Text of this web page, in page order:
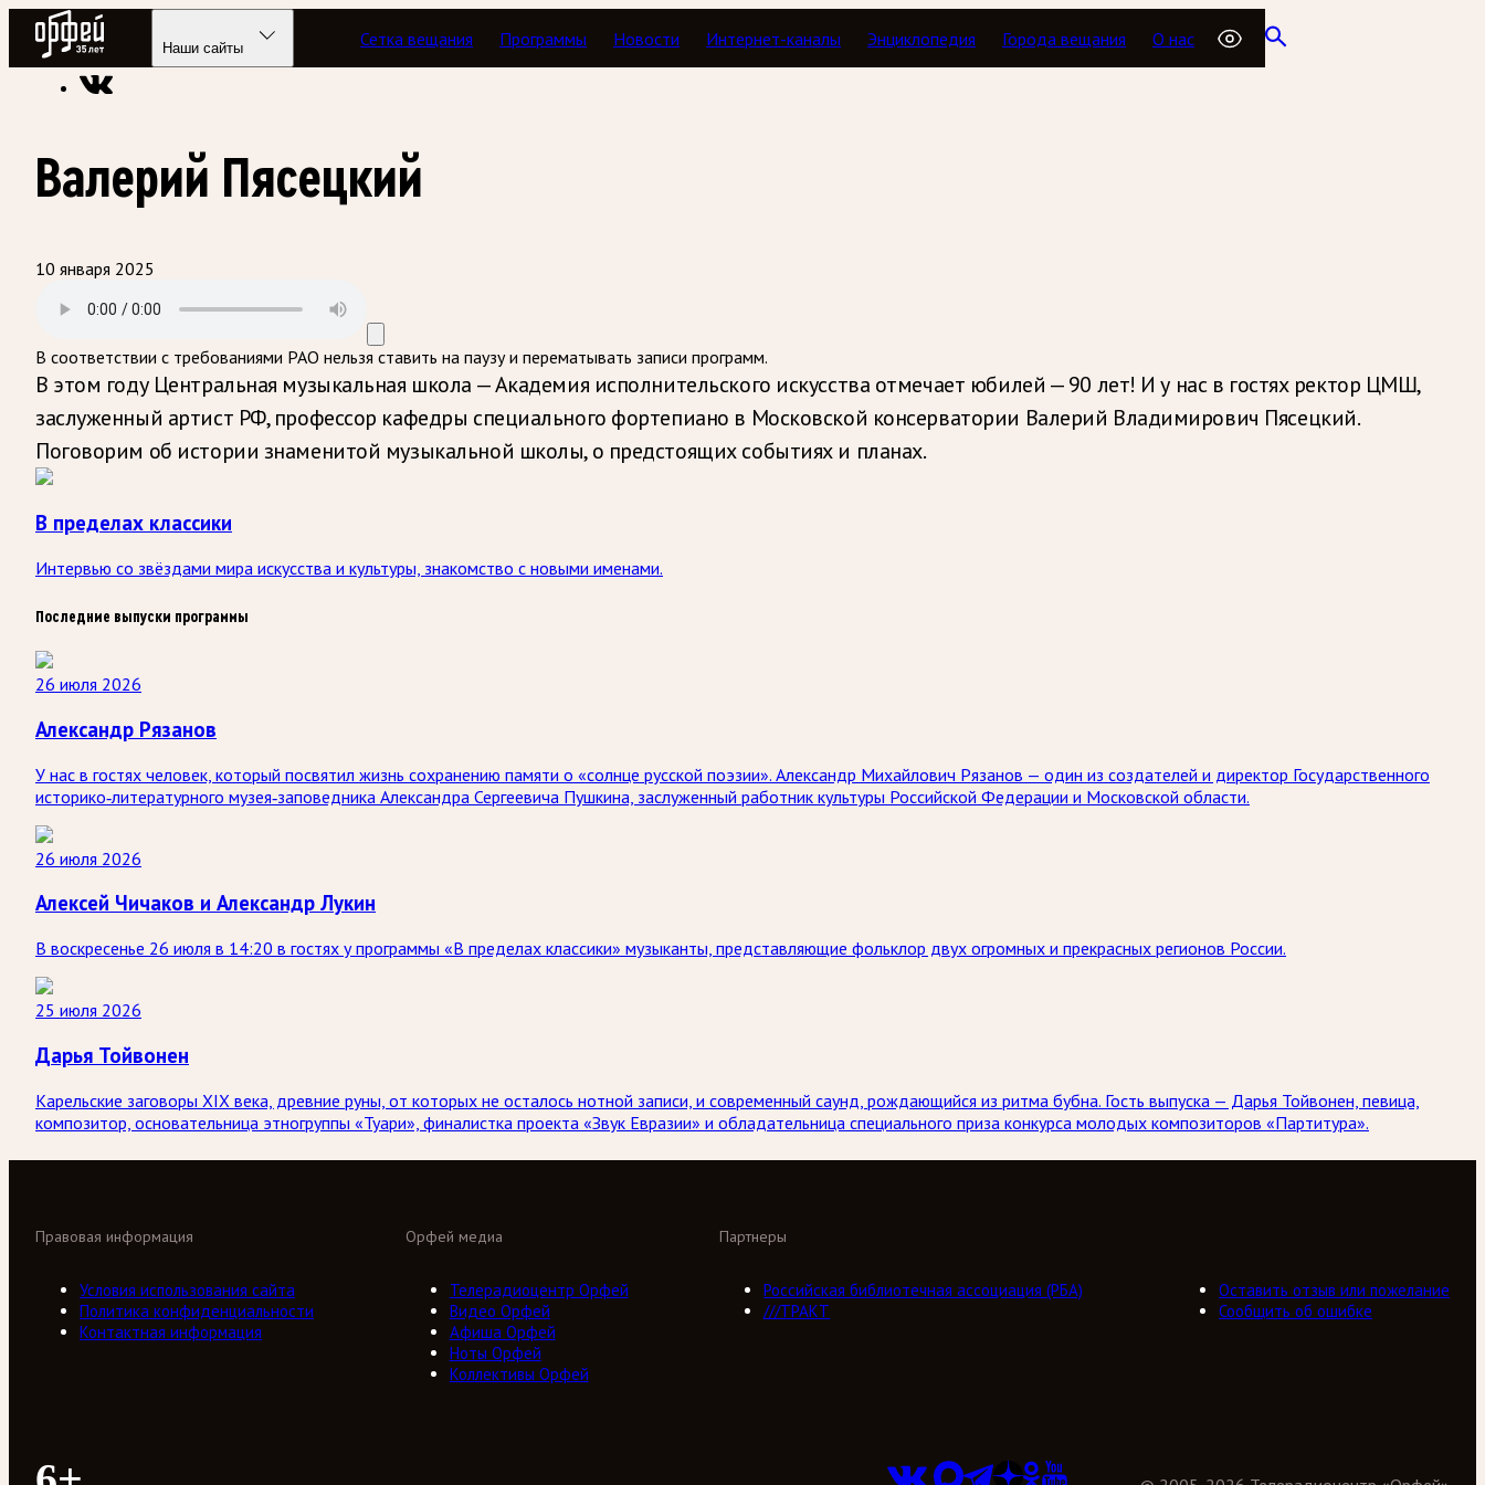
Радио Орфей
Наши сайты Сетка вещания Программы Новости Интернет-каналы Энциклопедия Города вещания О нас
Радио классической музыки «Орфей» Программы в эфире В пределах классики
Валерий Пясецкий
10 января 2025
В соответствии с требованиями РАО нельзя ставить на паузу и перематывать записи программ.
В этом году Центральная музыкальная школа — Академия исполнительского искусства отмечает юбилей — 90 лет! И у нас в гостях ректор ЦМШ,
заслуженный артист РФ, профессор кафедры специального фортепиано в Московской консерватории Валерий Владимирович Пясецкий.
Поговорим об истории знаменитой музыкальной школы, о предстоящих событиях и планах.
В пределах классики
Интервью со звёздами мира искусства и культуры, знакомство с новыми именами.
Последние выпуски программы
26 июля 2026
Александр Рязанов
У нас в гостях человек, который посвятил жизнь сохранению памяти о «солнце русской поэзии». Александр Михайлович Рязанов — один из создателей и директор Государственного
историко‑литературного музея‑заповедника Александра Сергеевича Пушкина, заслуженный работник культуры Российской Федерации и Московской области.
26 июля 2026
Алексей Чичаков и Александр Лукин
В воскресенье 26 июля в 14:20 в гостях у программы «В пределах классики» музыканты, представляющие фольклор двух огромных и прекрасных регионов России.
25 июля 2026
Дарья Тойвонен
Карельские заговоры XIX века, древние руны, от которых не осталось нотной записи, и современный саунд, рождающийся из ритма бубна. Гость выпуска — Дарья Тойвонен, певица,
композитор, основательница этногруппы «Туари», финалистка проекта «Звук Евразии» и обладательница специального приза конкурса молодых композиторов «Партитура».
Орфей медиа
Телерадиоцентр Орфей
Видео Орфей
Афиша Орфей
Ноты Орфей
Коллективы Орфей
Партнеры
Российская библиотечная ассоциация (РБА)
///ТРАКТ
Правовая информация
Условия использования сайта
Политика конфиденциальности
Контактная информация
Оставить отзыв или пожелание
Сообщить об ошибке